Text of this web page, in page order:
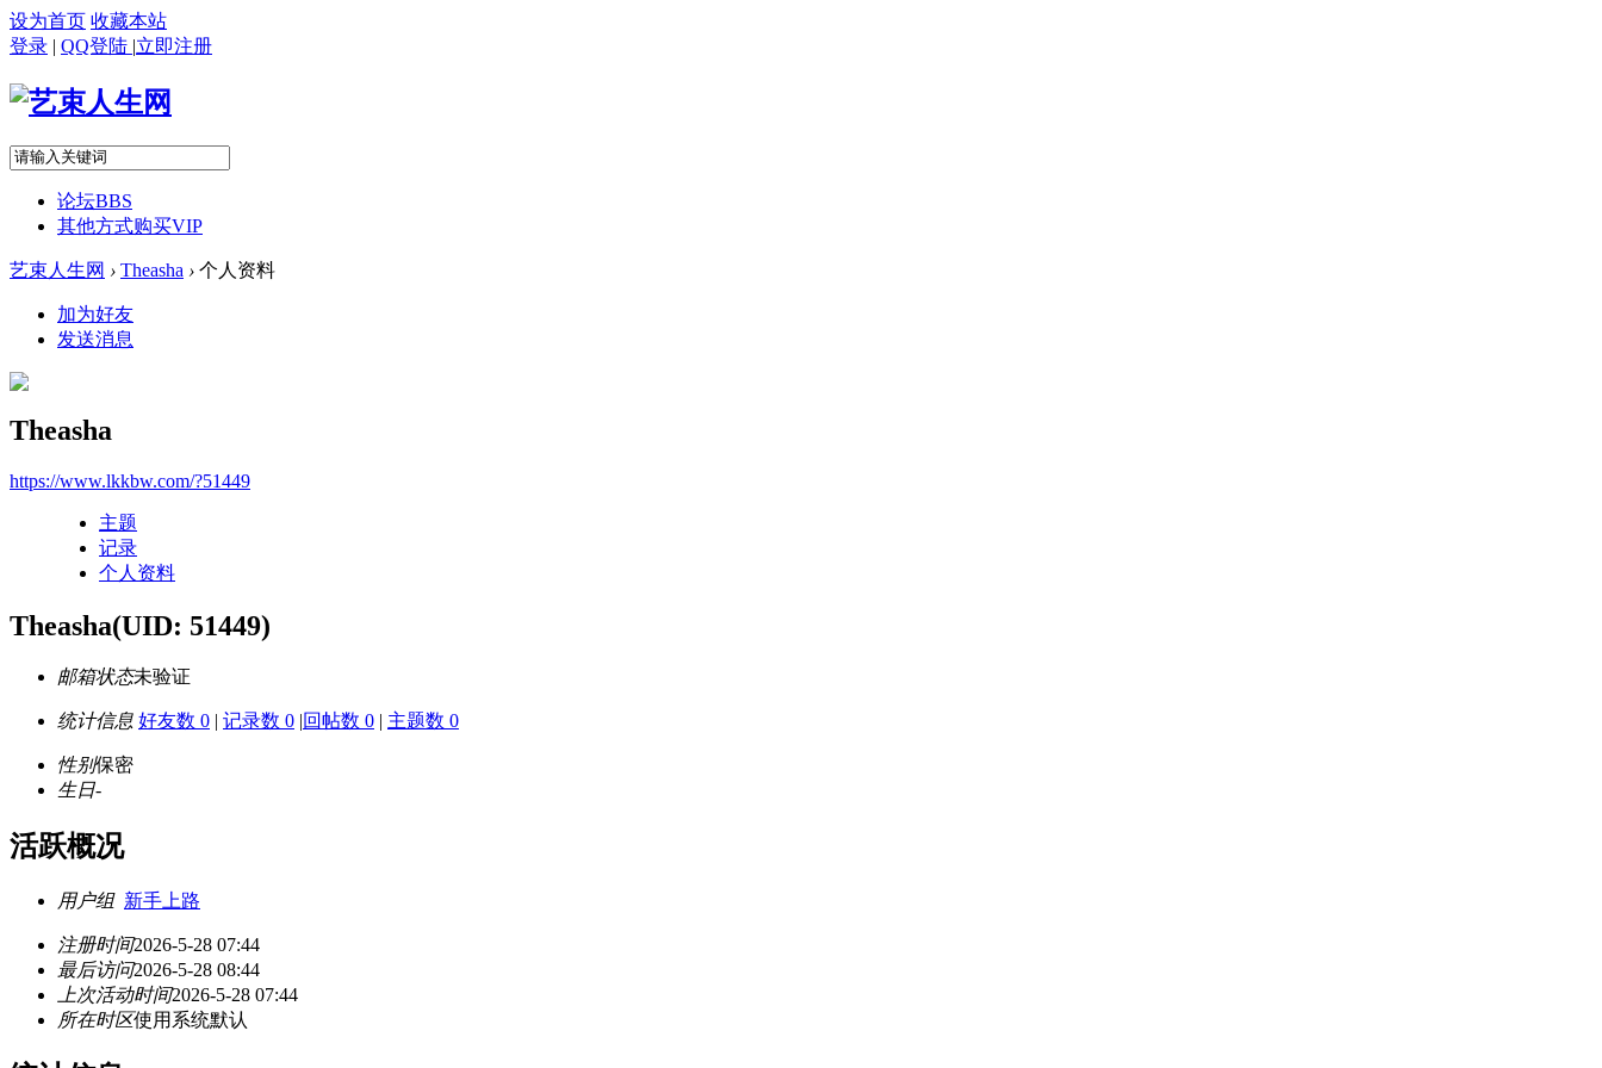
设为首页 收藏本站
登录 | QQ登陆 |立即注册
论坛BBS
其他方式购买VIP
艺束人生网 › Theasha › 个人资料
加为好友
发送消息
Theasha
https://www.lkkbw.com/?51449
主题
记录
个人资料
Theasha(UID: 51449)
邮箱状态未验证
统计信息 好友数 0 | 记录数 0 |回帖数 0 | 主题数 0
性别保密
生日-
活跃概况
用户组 新手上路
注册时间2026-5-28 07:44
最后访问2026-5-28 08:44
上次活动时间2026-5-28 07:44
所在时区使用系统默认